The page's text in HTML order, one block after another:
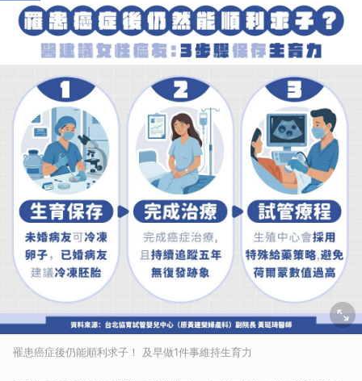
罹患癌症後仍能順利求子！ 及早做1件事維持生育力